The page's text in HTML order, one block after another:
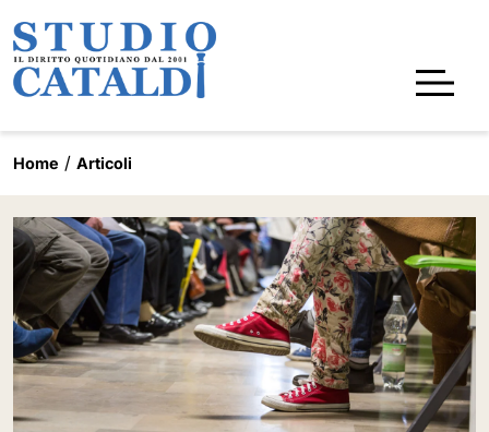
Home Articoli